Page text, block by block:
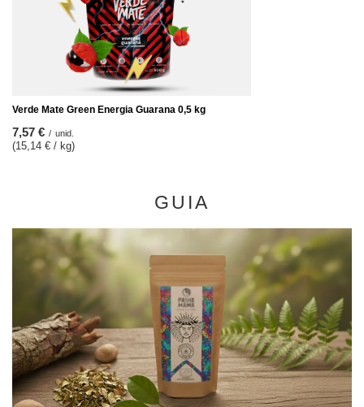
Verde Mate Green Energia Guarana 0,5 kg
7,57 € / unid.
(15,14 € / kg)
GUIA